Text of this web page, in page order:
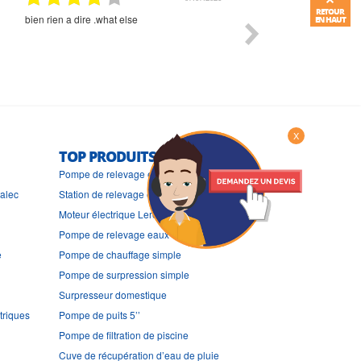
bien rien a dire .what else
TOP PRODUITS
Pompe de relevage eaux chargées
Station de relevage eaux chargées
Moteur électrique Leroy Somer
Pompe de relevage eaux claires
Pompe de chauffage simple
Pompe de surpression simple
Surpresseur domestique
Pompe de puits 5’’
Pompe de filtration de piscine
Cuve de récupération d’eau de pluie
X
RETOUR
EN HAUT